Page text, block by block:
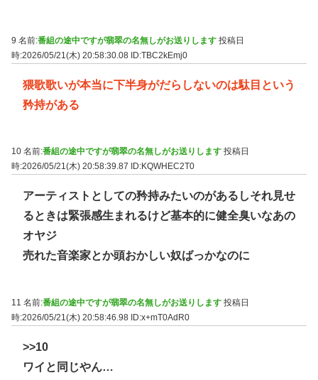
9 名前:番組の途中ですが翡翠の名無しがお送りします 投稿日
時:2026/05/21(木) 20:58:30.08 ID:TBC2kEmj0
猥歌歌いが本当に下半身がだらしないのは駄目という
矜持がある
10 名前:番組の途中ですが翡翠の名無しがお送りします 投稿日
時:2026/05/21(木) 20:58:39.87
ID:KQWHEC2T0
アーティストとしての矜持みたいのがあるしそれ見せ
るときは緊張感生まれるけど基本的に健全臭いなあの
オヤジ
売れた音楽家とか頭おかしい奴ばっかなのに
11 名前:番組の途中ですが翡翠の名無しがお送りします 投稿日
時:2026/05/21(木) 20:58:46.98 ID:x+mT0AdR0
>>10
ワイと同じやん…